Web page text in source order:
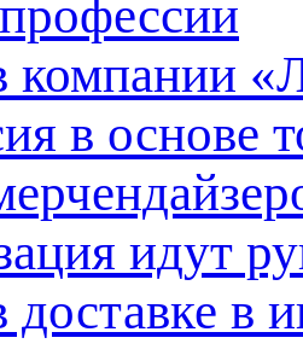
компании
в основе
идут
доставке в